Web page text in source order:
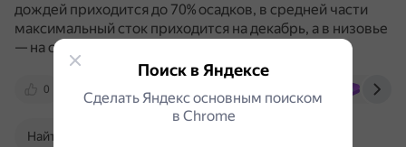
дождей приходится до 70% осадков, в средней части
максимальный сток приходится на декабрь, а в низовье
— на сентябрь (почти 14%) и октябрь (более 26%).
0 otvet.mail.ru
Найти в Поиске
Поиск в Яндексе
Сделать Яндекс основным поиском
в Сhrome